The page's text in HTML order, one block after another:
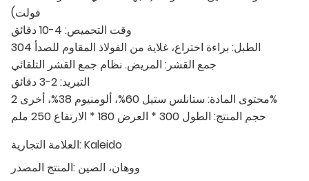
فولت)
وقت التحميص: 4-10 دقائق
الطبل: براءة اختراع، غلاية من الفولاذ المقاوم للصدأ 304
جمع القشر: المريض. نظام جمع القشر التلقائي
التبريد: 2-3 دقائق
محتوى المادة: ستانلس ستيل 60%، ألومنيوم 38%، أخرى 2%
حجم المنتج: الطول 300 * العرض 180 * الارتفاع 250 ملم
العلامة التجارية:Kaleido
المنتج المصدر: ووهان، الصين